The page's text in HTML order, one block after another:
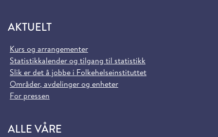
AKTUELT
Kurs og arrangementer
Statistikkalender og tilgang til statistikk
Slik er det å jobbe i Folkehelseinstituttet
Områder, avdelinger og enheter
For pressen
ALLE VÅRE